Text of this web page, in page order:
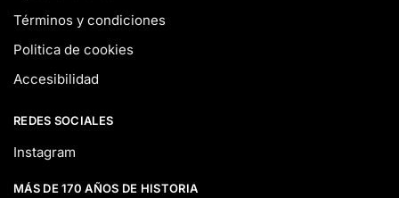
Términos y condiciones
Politica de cookies
Accesibilidad
REDES SOCIALES
Instagram
MÁS DE 170 AÑOS DE HISTORIA